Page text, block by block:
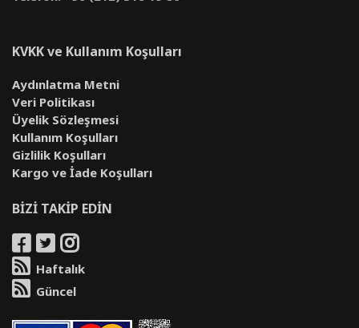
KVKK ve Kullanım Koşulları
Aydınlatma Metni
Veri Politikası
Üyelik Sözleşmesi
Kullanım Koşulları
Gizlilik Koşulları
Kargo ve İade Koşulları
BİZİ TAKİP EDİN
Haftalık
Güncel